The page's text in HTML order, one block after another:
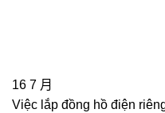
16 7 月
Việc lắp đồng hồ điện